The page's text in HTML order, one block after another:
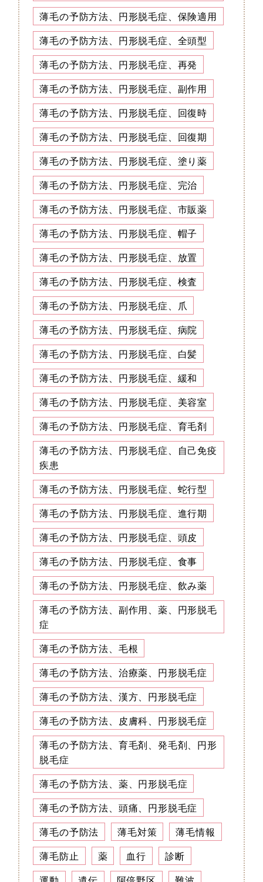
薄毛の予防方法、円形脱毛症、保険適用
薄毛の予防方法、円形脱毛症、全頭型
薄毛の予防方法、円形脱毛症、再発
薄毛の予防方法、円形脱毛症、副作用
薄毛の予防方法、円形脱毛症、回復時
薄毛の予防方法、円形脱毛症、回復期
薄毛の予防方法、円形脱毛症、塗り薬
薄毛の予防方法、円形脱毛症、完治
薄毛の予防方法、円形脱毛症、市販薬
薄毛の予防方法、円形脱毛症、帽子
薄毛の予防方法、円形脱毛症、放置
薄毛の予防方法、円形脱毛症、検査
薄毛の予防方法、円形脱毛症、爪
薄毛の予防方法、円形脱毛症、病院
薄毛の予防方法、円形脱毛症、白髪
薄毛の予防方法、円形脱毛症、緩和
薄毛の予防方法、円形脱毛症、美容室
薄毛の予防方法、円形脱毛症、育毛剤
薄毛の予防方法、円形脱毛症、自己免疫
疾患
薄毛の予防方法、円形脱毛症、蛇行型
薄毛の予防方法、円形脱毛症、進行期
薄毛の予防方法、円形脱毛症、頭皮
薄毛の予防方法、円形脱毛症、食事
薄毛の予防方法、円形脱毛症、飲み薬
薄毛の予防方法、副作用、薬、円形脱毛
症
薄毛の予防方法、毛根
薄毛の予防方法、治療薬、円形脱毛症
薄毛の予防方法、漢方、円形脱毛症
薄毛の予防方法、皮膚科、円形脱毛症
薄毛の予防方法、育毛剤、発毛剤、円形
脱毛症
薄毛の予防方法、薬、円形脱毛症
薄毛の予防方法、頭痛、円形脱毛症
薄毛の予防法
薄毛対策
薄毛情報
薄毛防止
薬 血行
診断